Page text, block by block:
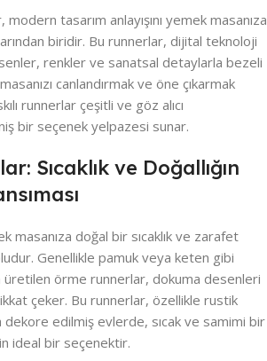
modern tasarım anlayışını yemek masanıza
biridir. Bu runnerlar, dijital teknoloji
renkler ve sanatsal detaylarla bezeli
canlandırmak ve öne çıkarmak
runnerlar çeşitli ve göz alıcı
bir seçenek yelpazesi sunar.
Sıcaklık ve Doğallığın
masanıza doğal bir sıcaklık ve zarafet
Genellikle pamuk veya keten gibi
örme runnerlar, dokuma desenleri
çeker. Bu runnerlar, özellikle rustik
edilmiş evlerde, sıcak ve samimi bir
ideal bir seçenektir.